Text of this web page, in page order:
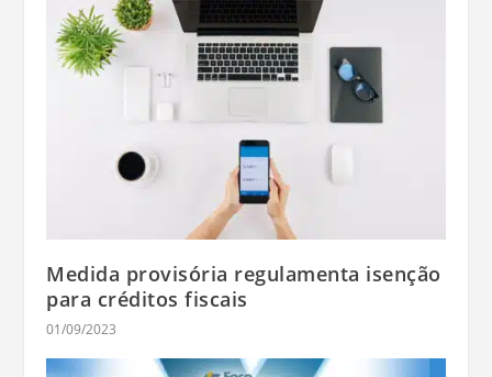
Medida provisória regulamenta isenção
para créditos fiscais
01/09/2023